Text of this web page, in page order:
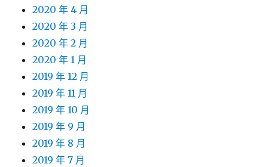
2020 年 4 月
2020 年 3 月
2020 年 2 月
2020 年 1 月
2019 年 12 月
2019 年 11 月
2019 年 10 月
2019 年 9 月
2019 年 8 月
2019 年 7 月